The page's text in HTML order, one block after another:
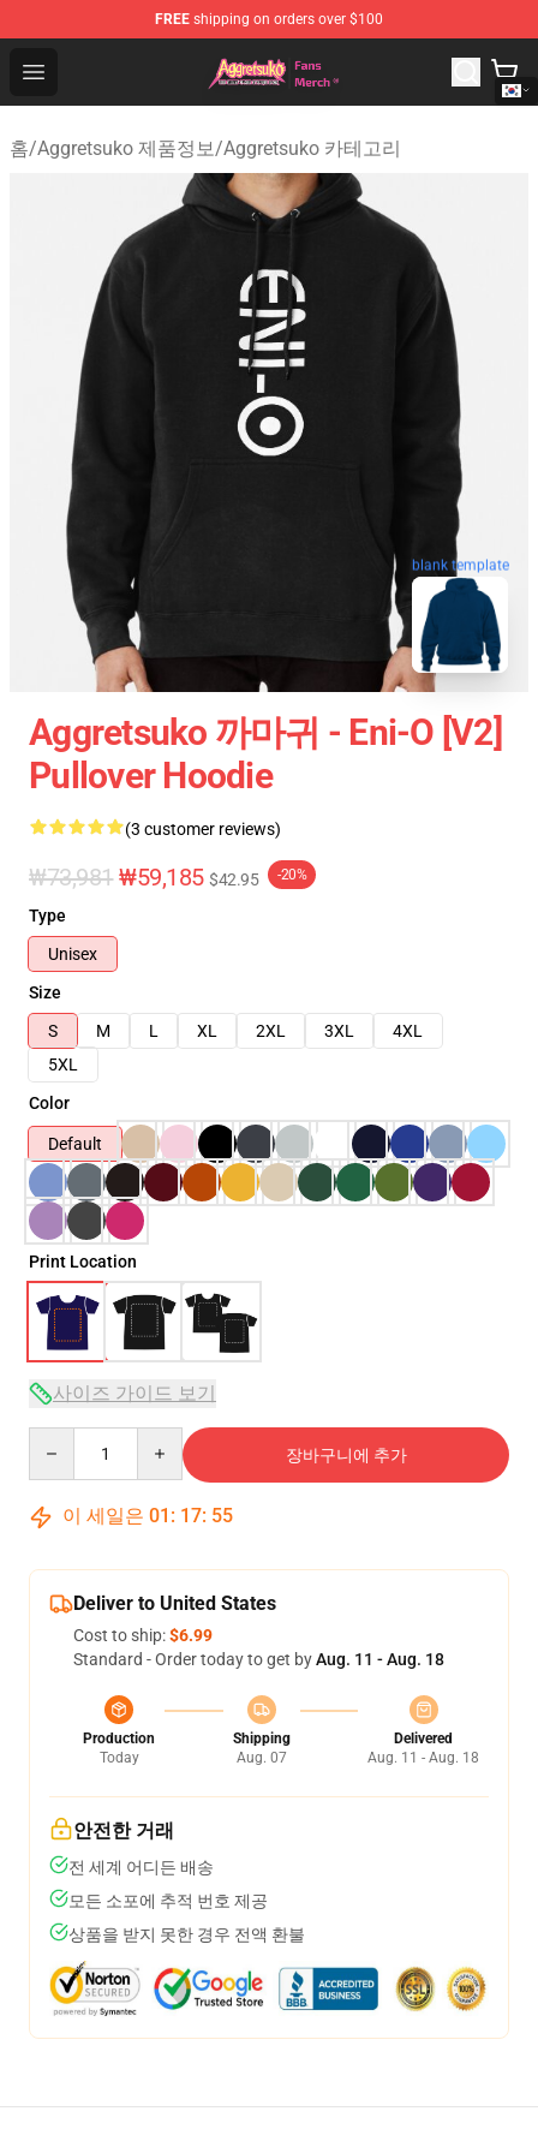
FREE shipping on orders over $100
Open menu
Aggretsuko Store - Official Aggretsuko Merchandise
홈/Aggretsuko 제품정보/Aggretsuko 카테고리
blank template
Aggretsuko 까마귀 - Eni-O [v2]
Pullover Hoodie
(3 customer reviews)
₩73,981 ₩59,185 $42.95 -20%
Type
Unisex
Size
S
M L XL 2XL 3XL
4XL
5XL
Color
Default
Print Location
사이즈 가이드 보기
장바구니에 추가
이 세일은 01 : 17: 54
Deliver to United States
Cost to ship:$6.99
Standard - Order today to get byAug. 11 - Aug. 18
Production
Today
Shipping
Aug. 07
Delivered
Aug. 11 - Aug. 18
안전한 거래
전 세계 어디든 배송
모든 소포에 추적 번호 제공
상품을 받지 못한 경우 전액 환불